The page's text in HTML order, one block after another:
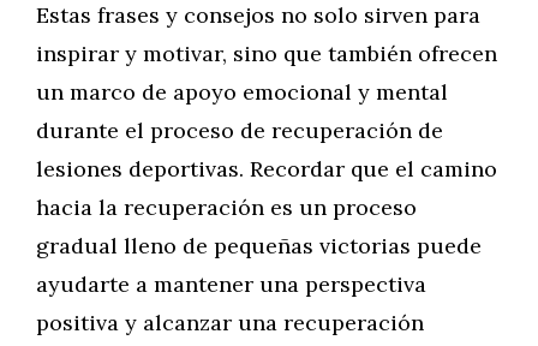
Estas frases y consejos no solo sirven para
inspirar y motivar, sino que también ofrecen
un marco de apoyo emocional y mental
durante el proceso de recuperación de
lesiones deportivas. Recordar que el camino
hacia la recuperación es un proceso
gradual lleno de pequeñas victorias puede
ayudarte a mantener una perspectiva
positiva y alcanzar una recuperación